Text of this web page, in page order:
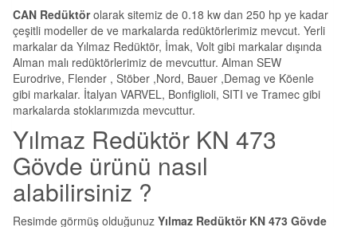
CAN Redüktörolarak sitemiz de 0.18 kw dan 250 hp ye kadar
çeşitli modeller de ve markalarda redüktörlerimiz mevcut. Yerli
markalar da Yılmaz Redüktör, İmak, Volt gibi markalar dışında
Alman malı redüktörlerimiz de mevcuttur. Alman SEW
Eurodrive, Flender , Stöber ,Nord, Bauer ,Demag ve Köenle
gibi markalar. İtalyan VARVEL, Bonfiglioli, SITI ve Tramec gibi
markalarda stoklarımızda mevcuttur.
Yılmaz Redüktör KN 473
Gövde ürünü nasıl
alabilirsiniz ?
Resimde görmüş olduğunuz Yılmaz Redüktör KN 473 Gövde